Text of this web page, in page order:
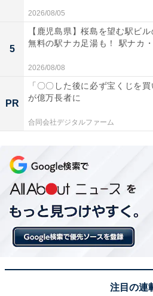
落ち着いた木目調デザイン
部屋がお洒落になりました
映画や音楽を臨場感あるサウン
レビの声の聞き取りやすさを重
【Amazonお買い
ー」が特別価格で
2026/08/05
5
【鹿児島県】桜島を望む駅ビル
無料の駅ナカ足湯も！ 駅ナカ
2026/08/08
PR
「〇〇した後に必ず宝くじを
が億万長者に
合同会社デジタルファーム
注目の連